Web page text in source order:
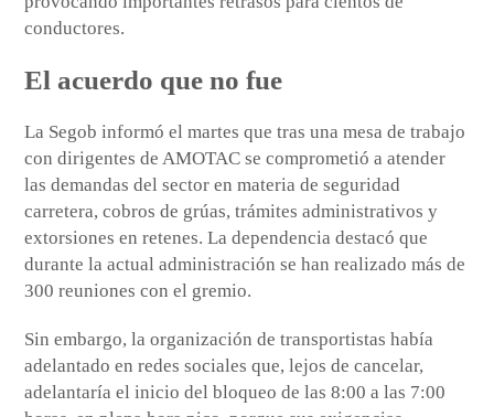
conductores.
El acuerdo que no fue
La Segob informó el martes que tras una mesa de trabajo
con dirigentes de AMOTAC se comprometió a atender
las demandas del sector en materia de seguridad
carretera, cobros de grúas, trámites administrativos y
extorsiones en retenes. La dependencia destacó que
durante la actual administración se han realizado más de
300 reuniones con el gremio.
Sin embargo, la organización de transportistas había
adelantado en redes sociales que, lejos de cancelar,
adelantaría el inicio del bloqueo de las 8:00 a las 7:00